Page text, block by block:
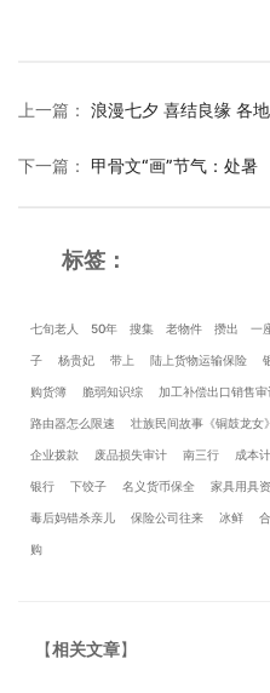
上一篇 ： 浪漫七夕 喜结良缘 各
下一篇 ： 甲骨文“画”节气：处暑
标签：
七旬老人 50年 搜集 老物件 攒出 一
子 杨贵妃 带上 陆上货物运输保险
购货簿 脆弱知识综 加工补偿出口销售审
路由器怎么限速 壮族民间故事《铜鼓龙女》
企业拨款 废品损失审计 南三行 成本
银行 下饺子 名义货币保全 家具用具
毒后妈错杀亲儿 保险公司往来 冰鲜
购
【相关文章】